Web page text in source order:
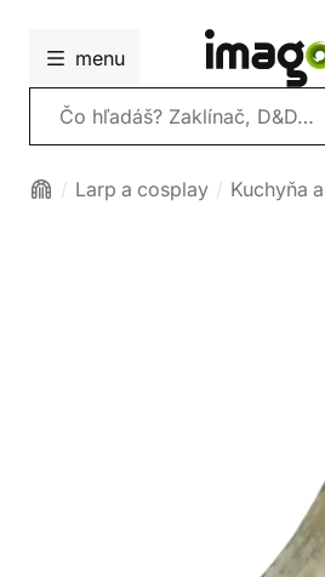
menu
Vyhľadávanie
Larp a cosplay Kuchyňa